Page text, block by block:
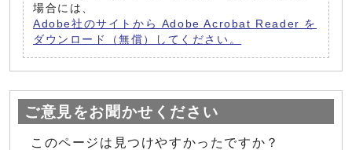
場合には、
Adobe社のサイトから Adobe Acrobat Reader を
ダウンロード（無償）してください。
ご意見をお聞かせください
このページは見つけやすかったですか？